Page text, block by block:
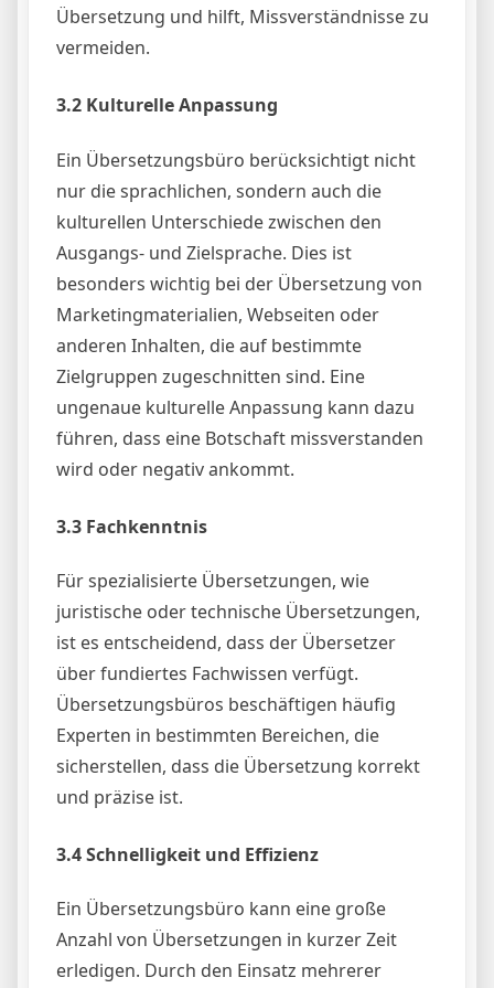
Übersetzung und hilft, Missverständnisse zu
vermeiden.
3.2 Kulturelle Anpassung
Ein Übersetzungsbüro berücksichtigt nicht
nur die sprachlichen, sondern auch die
kulturellen Unterschiede zwischen den
Ausgangs- und Zielsprache. Dies ist
besonders wichtig bei der Übersetzung von
Marketingmaterialien, Webseiten oder
anderen Inhalten, die auf bestimmte
Zielgruppen zugeschnitten sind. Eine
ungenaue kulturelle Anpassung kann dazu
führen, dass eine Botschaft missverstanden
wird oder negativ ankommt.
3.3 Fachkenntnis
Für spezialisierte Übersetzungen, wie
juristische oder technische Übersetzungen,
ist es entscheidend, dass der Übersetzer
über fundiertes Fachwissen verfügt.
Übersetzungsbüros beschäftigen häufig
Experten in bestimmten Bereichen, die
sicherstellen, dass die Übersetzung korrekt
und präzise ist.
3.4 Schnelligkeit und Effizienz
Ein Übersetzungsbüro kann eine große
Anzahl von Übersetzungen in kurzer Zeit
erledigen. Durch den Einsatz mehrerer